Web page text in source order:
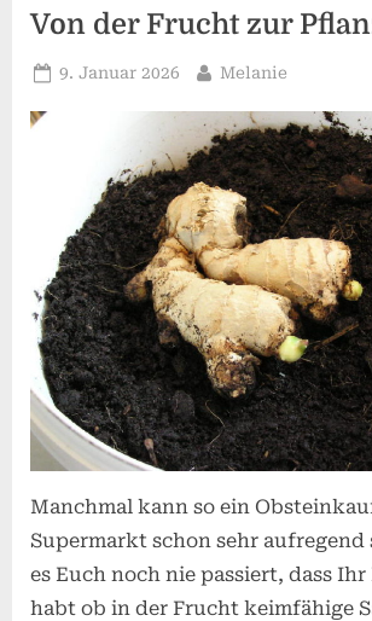
Von der Frucht zur
Posted
9. Januar 2026 By
Melanie
Manchmal kann so ein
Supermarkt schon sehr aufregend
es Euch noch nie passiert, dass
habt ob in der Frucht keimfähige